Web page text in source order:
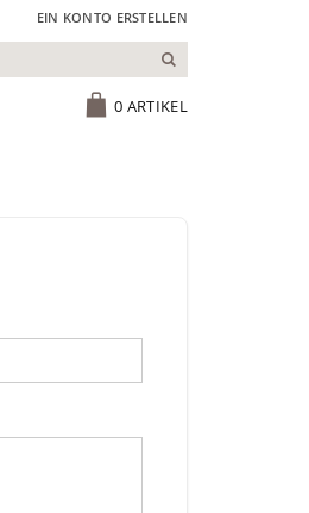
EIN KONTO ERSTELLEN
0 ARTIKEL
Suchen